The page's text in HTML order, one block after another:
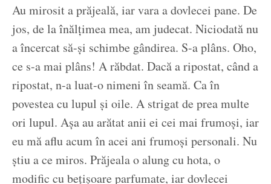
Au mirosit a prăjeală, iar vara a dovlecei pane. De
jos, de la înălțimea mea, am judecat. Niciodată nu
a încercat să-și schimbe gândirea. S-a plâns. Oho,
ce s-a mai plâns! A răbdat. Dacă a ripostat, când a
ripostat, n-a luat-o nimeni în seamă. Ca în
povestea cu lupul și oile. A strigat de prea multe
ori lupul. Așa au arătat anii ei cei mai frumoși, iar
eu mă aflu acum în acei ani frumoși personali. Nu
știu a ce miros. Prăjeala o alung cu hota, o
modific cu bețișoare parfumate, iar dovlecei